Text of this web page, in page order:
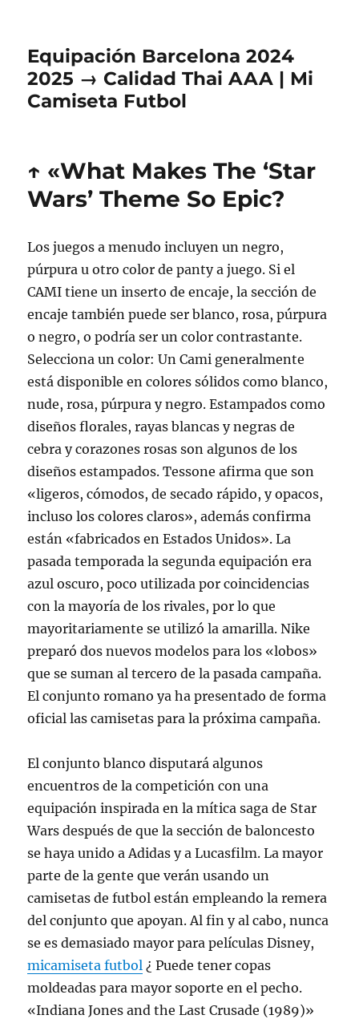
Equipación Barcelona 2024
2025 → Calidad Thai AAA | Mi
Camiseta Futbol
↑ «What Makes The ‘Star
Wars’ Theme So Epic?
Los juegos a menudo incluyen un negro,
púrpura u otro color de panty a juego. Si el
CAMI tiene un inserto de encaje, la sección de
encaje también puede ser blanco, rosa, púrpura
o negro, o podría ser un color contrastante.
Selecciona un color: Un Cami generalmente
está disponible en colores sólidos como blanco,
nude, rosa, púrpura y negro. Estampados como
diseños florales, rayas blancas y negras de
cebra y corazones rosas son algunos de los
diseños estampados. Tessone afirma que son
«ligeros, cómodos, de secado rápido, y opacos,
incluso los colores claros», además confirma
están «fabricados en Estados Unidos». La
pasada temporada la segunda equipación era
azul oscuro, poco utilizada por coincidencias
con la mayoría de los rivales, por lo que
mayoritariamente se utilizó la amarilla. Nike
preparó dos nuevos modelos para los «lobos»
que se suman al tercero de la pasada campaña.
El conjunto romano ya ha presentado de forma
oficial las camisetas para la próxima campaña.
El conjunto blanco disputará algunos
encuentros de la competición con una
equipación inspirada en la mítica saga de Star
Wars después de que la sección de baloncesto
se haya unido a Adidas y a Lucasfilm. La mayor
parte de la gente que verán usando un
camisetas de futbol están empleando la remera
del conjunto que apoyan. Al fin y al cabo, nunca
se es demasiado mayor para películas Disney,
micamiseta futbol ¿ Puede tener copas
moldeadas para mayor soporte en el pecho.
«Indiana Jones and the Last Crusade (1989)»